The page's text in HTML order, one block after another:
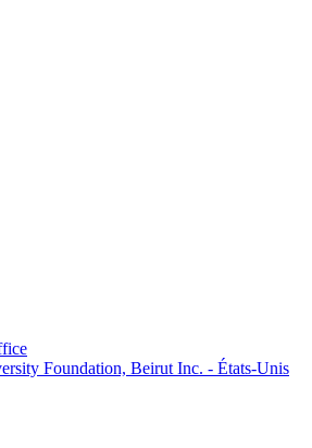
Foundation, Beirut Inc. - États-Unis